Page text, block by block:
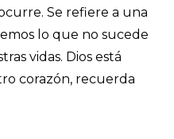
Se refiere a una
lo que no sucede
vidas. Dios está
corazón, recuerda